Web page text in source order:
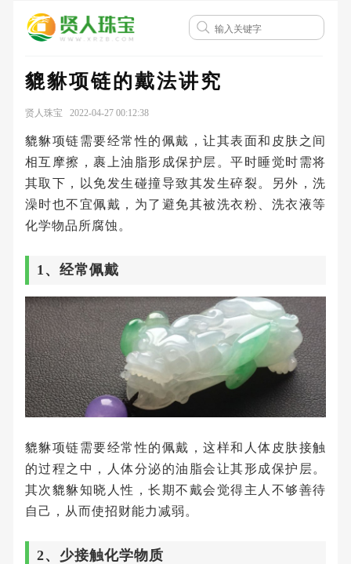
貔貅项链的戴法讲究
贤人珠宝 2022-04-27 00:12:38
貔貅项链需要经常性的佩戴，让其表面和皮肤之间
相互摩擦，裹上油脂形成保护层。平时睡觉时需将
其取下，以免发生碰撞导致其发生碎裂。另外，洗
澡时也不宜佩戴，为了避免其被洗衣粉、洗衣液等
化学物品所腐蚀。
1、经常佩戴
貔貅项链需要经常性的佩戴，这样和人体皮肤接触
的过程之中，人体分泌的油脂会让其形成保护层。
其次貔貅知晓人性，长期不戴会觉得主人不够善待
自己，从而使招财能力减弱。
2、少接触化学物质